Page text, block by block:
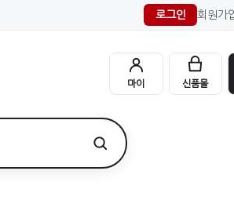
로그인 회원가
마이 신품몰